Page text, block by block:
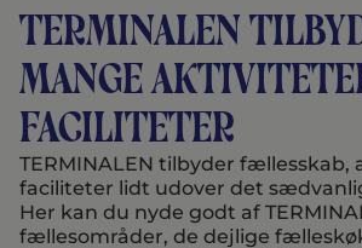
TErMINALEN
MANge
faciliteter
TERMINALEN tilbyder fællesskab,
faciliteter lidt udover det
Her kan du nyde godt af
fællesområder, de dejlige